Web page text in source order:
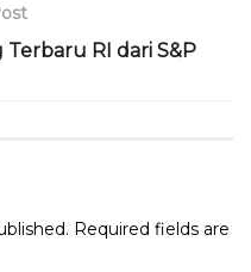
Terbaru RI dari S&P
Required fields are